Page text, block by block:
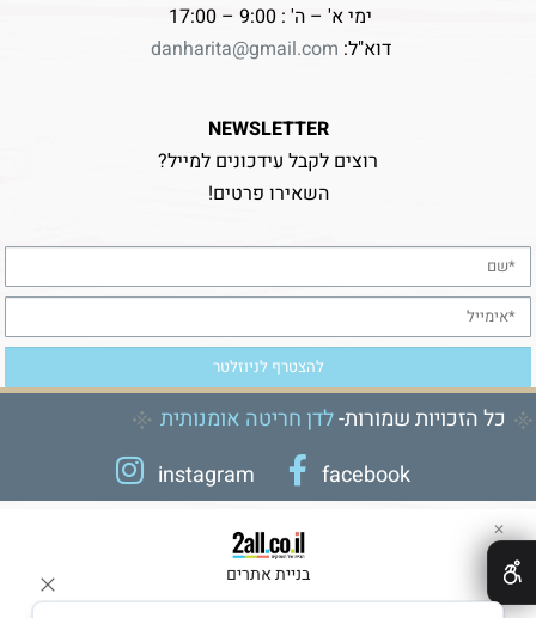
ימי א' – ה' : 9:00 – 17:00
דוא"ל: danharita@gmail.com
NEWSLETTER
רוצים לקבל עידכונים למייל?
השאירו פרטים!
כל הזכויות שמורות-לדן חריטה אומנותית
instagram
facebook
בניית אתרים
✕